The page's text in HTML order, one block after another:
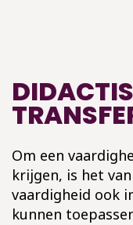
Om een
krijgen, is het
vaardigheid ook
kunnen